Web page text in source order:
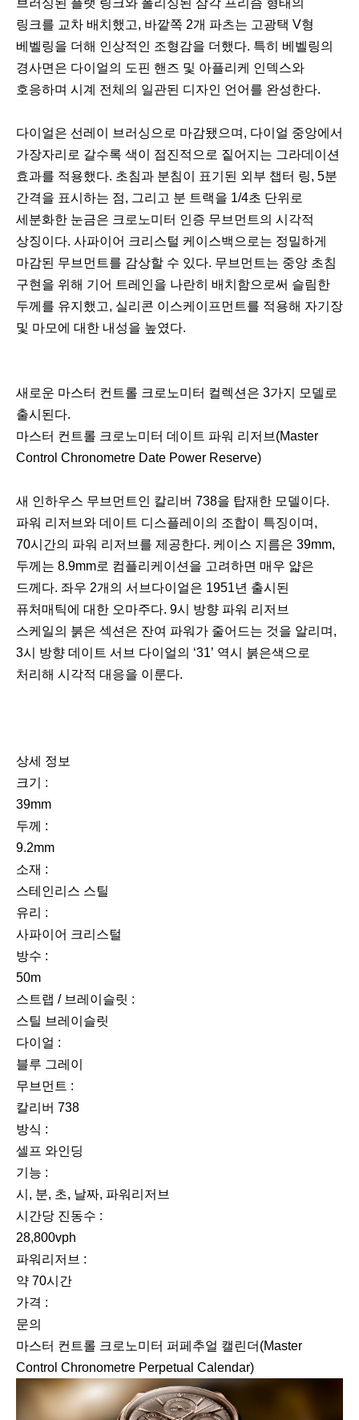
브러싱된 플랫 링크와 폴리싱된 삼각 프리즘 형태의
링크를 교차 배치했고, 바깥쪽 2개 파츠는 고광택 V형
베벨링을 더해 인상적인 조형감을 더했다. 특히 베벨링의
경사면은 다이얼의 도핀 핸즈 및 아플리케 인덱스와
호응하며 시계 전체의 일관된 디자인 언어를 완성한다.
다이얼은 선레이 브러싱으로 마감됐으며, 다이얼 중앙에서
가장자리로 갈수록 색이 점진적으로 짙어지는 그라데이션
효과를 적용했다. 초침과 분침이 표기된 외부 챕터 링, 5분
간격을 표시하는 점, 그리고 분 트랙을 1/4초 단위로
세분화한 눈금은 크로노미터 인증 무브먼트의 시각적
상징이다. 사파이어 크리스털 케이스백으로는 정밀하게
마감된 무브먼트를 감상할 수 있다. 무브먼트는 중앙 초침
구현을 위해 기어 트레인을 나란히 배치함으로써 슬림한
두께를 유지했고, 실리콘 이스케이프먼트를 적용해 자기장
및 마모에 대한 내성을 높였다.
새로운 마스터 컨트롤 크로노미터 컬렉션은 3가지 모델로
출시된다.
마스터 컨트롤 크로노미터 데이트 파워 리저브(Master
Control Chronometre Date Power Reserve)
새 인하우스 무브먼트인 칼리버 738을 탑재한 모델이다.
파워 리저브와 데이트 디스플레이의 조합이 특징이며,
70시간의 파워 리저브를 제공한다. 케이스 지름은 39mm,
두께는 8.9mm로 컴플리케이션을 고려하면 매우 얇은
드께다. 좌우 2개의 서브다이얼은 1951년 출시된
퓨처매틱에 대한 오마주다. 9시 방향 파워 리저브
스케일의 붉은 섹션은 잔여 파워가 줄어드는 것을 알리며,
3시 방향 데이트 서브 다이얼의 ‘31’ 역시 붉은색으로
처리해 시각적 대응을 이룬다.
상세 정보
크기 :
39mm
두께 :
9.2mm
소재 :
스테인리스 스틸
유리 :
사파이어 크리스털
방수 :
50m
스트랩 / 브레이슬릿 :
스틸 브레이슬릿
다이얼 :
블루 그레이
무브먼트 :
칼리버 738
방식 :
셀프 와인딩
기능 :
시, 분, 초, 날짜, 파워리저브
시간당 진동수 :
28,800vph
파워리저브 :
약 70시간
가격 :
문의
마스터 컨트롤 크로노미터 퍼페추얼 캘린더(Master
Control Chronometre Perpetual Calendar)